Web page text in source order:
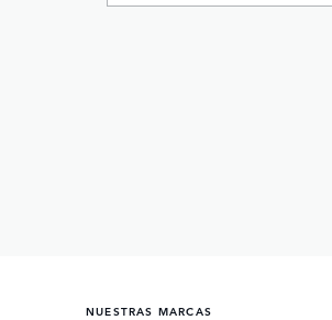
NUESTRAS MARCAS